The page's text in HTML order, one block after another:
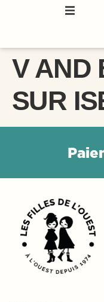
V AND
SUR
Paie